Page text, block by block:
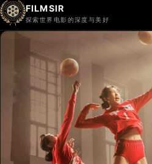
FILMSIR
探索世界电影的深度与美好
今晚看什么
世界电影节
影评与解读